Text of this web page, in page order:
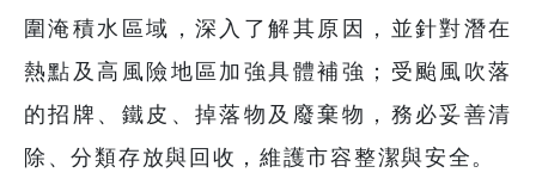
圍淹積水區域，深入了解其原因，並針對潛在
熱點及高風險地區加強具體補強；受颱風吹落
的招牌、鐵皮、掉落物及廢棄物，務必妥善清
除、分類存放與回收，維護市容整潔與安全。